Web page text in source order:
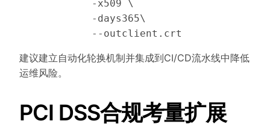
            -x509 \
            -days365\
建议建立自动化轮换机制并集成到CI/CD流水线中降低
运维风险。
PCI DSS合规考量扩展